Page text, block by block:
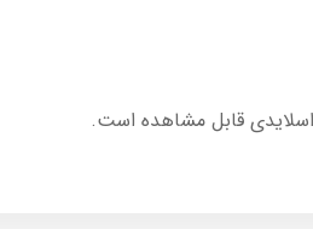
قابل مشاهده است.